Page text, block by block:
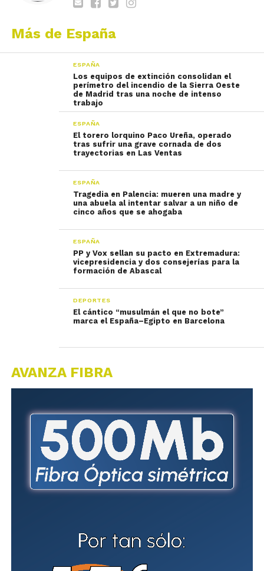
Más de España
ESPAÑA
Los equipos de extinción consolidan el
perímetro del incendio de la Sierra Oeste
de Madrid tras una noche de intenso
trabajo
ESPAÑA
El torero lorquino Paco Ureña, operado
tras sufrir una grave cornada de dos
trayectorias en Las Ventas
ESPAÑA
Tragedia en Palencia: mueren una madre y
una abuela al intentar salvar a un niño de
cinco años que se ahogaba
ESPAÑA
PP y Vox sellan su pacto en Extremadura:
vicepresidencia y dos consejerías para la
formación de Abascal
DEPORTES
El cántico “musulmán el que no bote”
marca el España–Egipto en Barcelona
AVANZA FIBRA